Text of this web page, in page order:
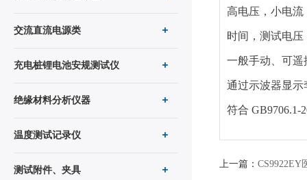
交流直流电源类
充电桩锂电池安规测试仪
绝缘材料分析仪器
温度测试记录仪
测试附件、夹具
高电压，小电
时间，测试电
一般手动、可
通过示波器显
符合 GB9706.1-
上一篇： CS9922EY